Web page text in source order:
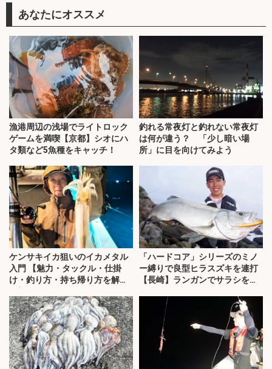
あなたにオススメ
漁港周辺の浅場でライトロック
ゲームを満喫【京都】シオにハ
タ類など5魚種をキャッチ！
釣れる常夜灯と釣れない常夜灯
は何が違う？ 「少し暗い場
所」に目を向けてみよう
ケンサキイカ狙いのイカメタル
入門 【魅力・タックル・仕掛
け・釣り方・持ち帰り方を解
「ハードコア」シリーズのミノ
ー縛りで良型ヒラスズキを連打
【長崎】ランガンでサラシを攻